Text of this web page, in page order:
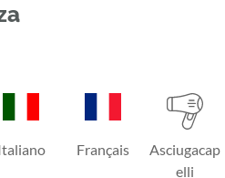
Français
Asciugacap
elli